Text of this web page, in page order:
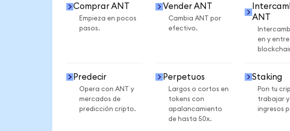
Comprar ANT
Empieza en pocos
pasos.
Vender ANT
Cambia ANT por
efectivo.
ANT
en y entre
Predecir
Opera con ANT y
mercados de
predicción cripto.
Perpetuos
Largos o cortos en
tokens con
apalancamiento
de hasta 50x.
Staking
Pon tu
trabajar
ingresos